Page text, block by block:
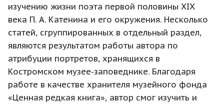
изучению жизни поэта первой половины XIX
века П. А. Катенина и его окружения. Несколько
статей, сгруппированных в отдельный раздел,
являются результатом работы автора по
атрибуции портретов, хранящихся в
Костромском музее-заповеднике. Благодаря
работе в качестве хранителя музейного фонда
«Ценная редкая книга», автор смог изучить и